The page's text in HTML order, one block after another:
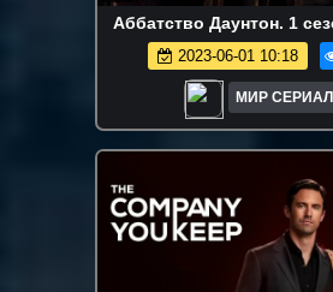
Аббатство Дayнтон. 1
2023-06-01 10:18
МИР